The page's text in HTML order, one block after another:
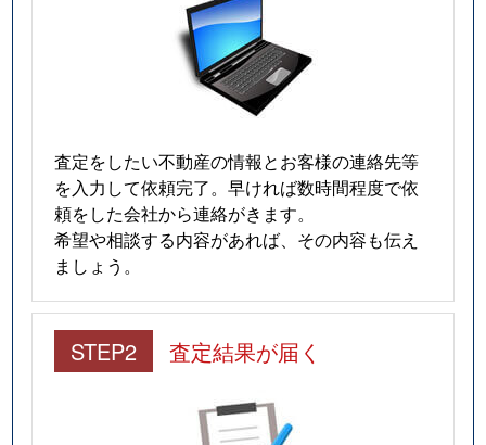
査定をしたい不動産の情報とお客様の連絡先等
を入力して依頼完了。早ければ数時間程度で依
頼をした会社から連絡がきます。
希望や相談する内容があれば、その内容も伝え
ましょう。
STEP2 査定結果が届く